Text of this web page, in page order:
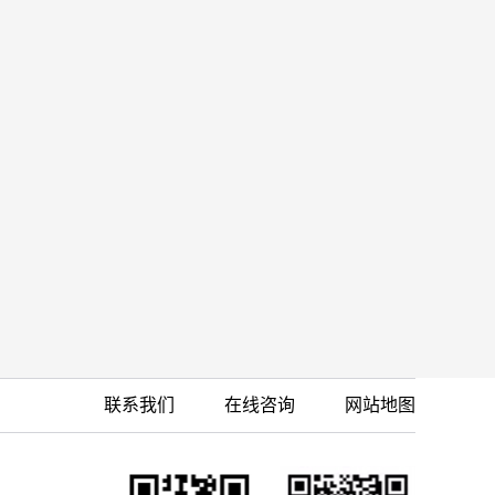
联系我们 在线咨询 网站地图